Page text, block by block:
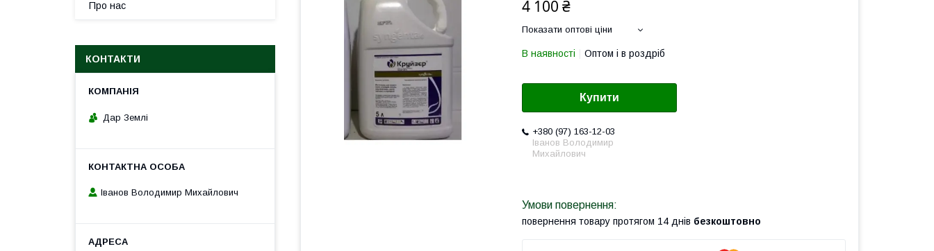
4 100 ₴
Показати оптові ціни
В наявності Оптом і в роздріб
Купити
+380 (97) 163-12-03
Іванов Володимир
Михайлович
повернення товару протягом 14 днів безкоштовно
Про нас
КОНТАКТИ
Дар Землі
Іванов Володимир Михайлович